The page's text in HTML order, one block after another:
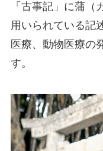
「古事記」に蒲
用いられている記
医療、動物医療の
す。